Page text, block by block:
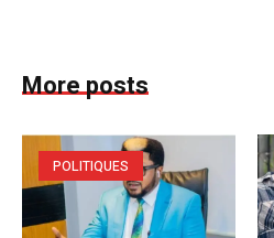
More posts
POLITIQUES